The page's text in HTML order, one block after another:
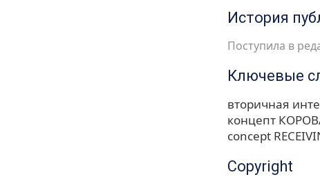
История
Поступила в
Ключевые
вторичная
концепт
concept
Copyright